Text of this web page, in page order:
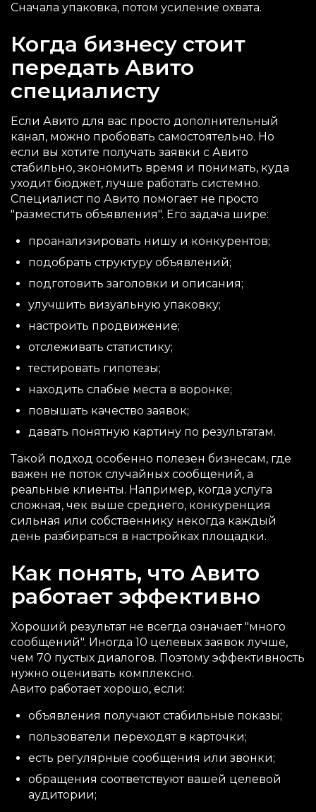
Сначала упаковка, потом усиление охвата.
Когда бизнесу стоит
передать Авито
специалисту
Если Авито для вас просто дополнительный
канал, можно пробовать самостоятельно. Но
если вы хотите получать заявки с Авито
стабильно, экономить время и понимать, куда
уходит бюджет, лучше работать системно.
Специалист по Авито помогает не просто
"разместить объявления". Его задача шире:
проанализировать нишу и конкурентов;
подобрать структуру объявлений;
подготовить заголовки и описания;
улучшить визуальную упаковку;
настроить продвижение;
отслеживать статистику;
тестировать гипотезы;
находить слабые места в воронке;
повышать качество заявок;
давать понятную картину по результатам.
Такой подход особенно полезен бизнесам, где
важен не поток случайных сообщений, а
реальные клиенты. Например, когда услуга
сложная, чек выше среднего, конкуренция
сильная или собственнику некогда каждый
день разбираться в настройках площадки.
Как понять, что Авито
работает эффективно
Хороший результат не всегда означает "много
сообщений". Иногда 10 целевых заявок лучше,
чем 70 пустых диалогов. Поэтому эффективность
нужно оценивать комплексно.
Авито работает хорошо, если:
объявления получают стабильные показы;
пользователи переходят в карточки;
есть регулярные сообщения или звонки;
обращения соответствуют вашей целевой
аудитории;